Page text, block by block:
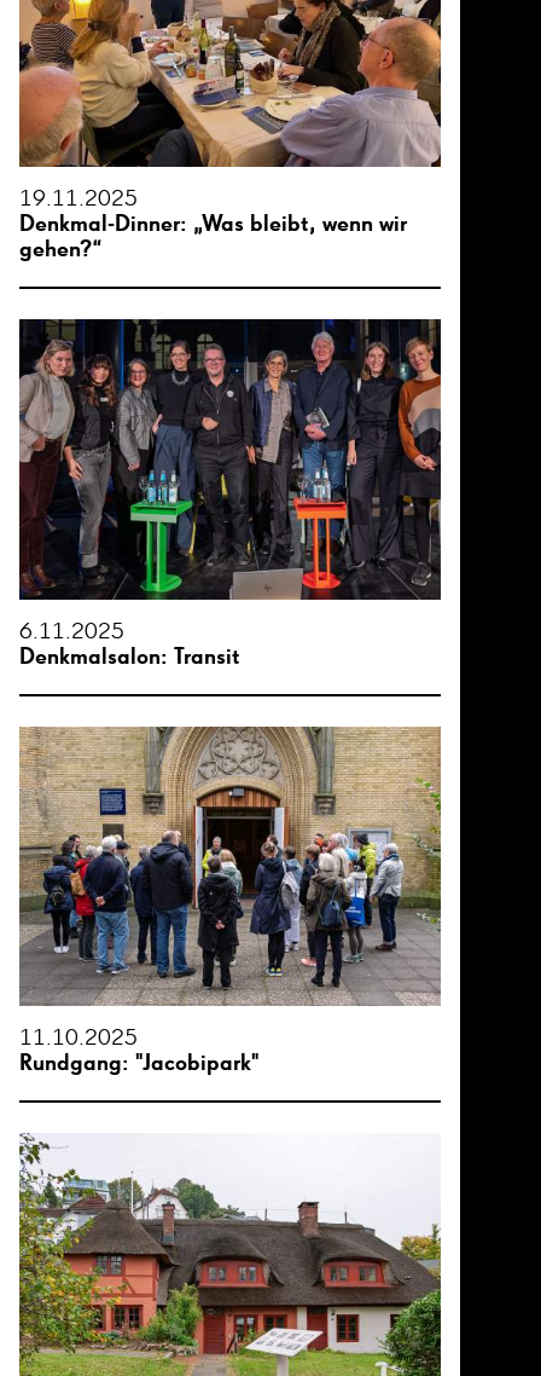
19.11.2025
Denkmal-Dinner: „Was bleibt, wenn wir
gehen?“
6.11.2025
Denkmalsalon: Transit
11.10.2025
Rundgang: "Jacobipark"